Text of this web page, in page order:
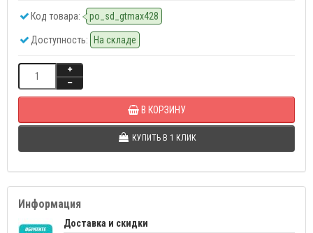
Код товара: po_sd_gtmax428
Доступность: На складе
В КОРЗИНУ
КУПИТЬ В 1 КЛИК
Информация
Доставка и скидки